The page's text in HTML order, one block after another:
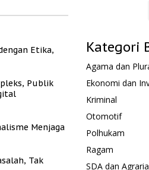
Etika,
Publik
Menjaga
Tak
Kategori
Agama dan
Ekonomi dan
Kriminal
Otomotif
Polhukam
Ragam
SDA dan Agraria